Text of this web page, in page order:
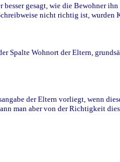
gesagt, wie die Bewohner ihn
nicht richtig ist, wurden
Spalte Wohnort der Eltern,
der Eltern vorliegt, wenn
man aber von der Richtigkeit